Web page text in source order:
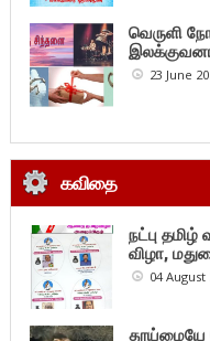
வெருளி
23 June
கவிதை
நட்பு
விழா,
04 August
தூய்மையே